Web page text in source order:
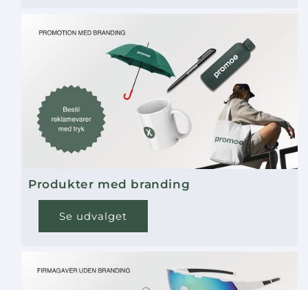
det at tørre rygsækken af med en fugtig klud
og mildt vaskemiddel. Undgå maskinvask for
at beskytte materialets integritet.
Produkter med branding
Se udvalget